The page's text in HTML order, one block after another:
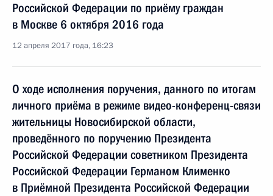
Российской Федерации по приёму граждан
в Москве 6 октября 2016 года
12 апреля 2017 года, 16:23
О ходе исполнения поручения, данного по итогам
личного приёма в режиме видео-конференц-связи
жительницы Новосибирской области,
проведённого по поручению Президента
Российской Федерации советником Президента
Российской Федерации Германом Клименко
в Приёмной Президента Российской Федерации